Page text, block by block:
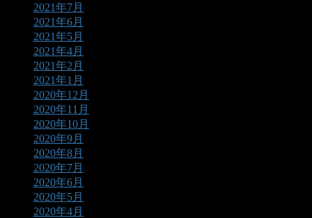
2021年7月
2021年6月
2021年5月
2021年4月
2021年2月
2021年1月
2020年12月
2020年11月
2020年10月
2020年9月
2020年8月
2020年7月
2020年6月
2020年5月
2020年4月